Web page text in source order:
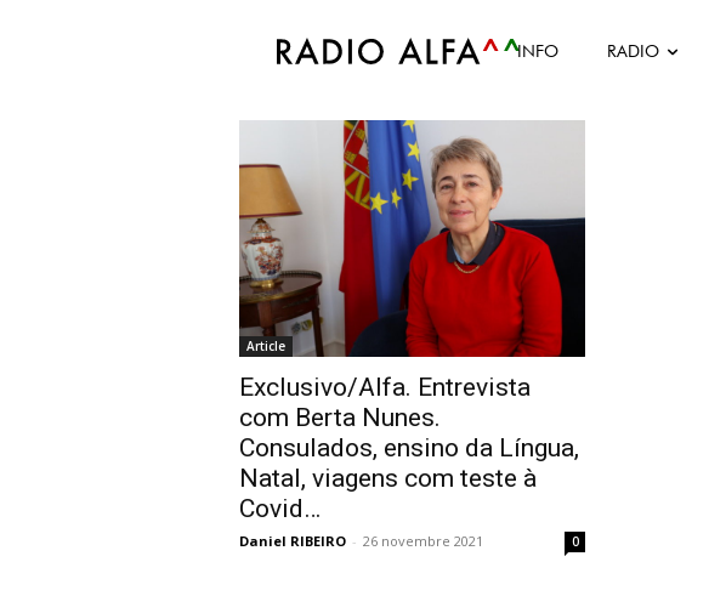
INFO RADIO
Accueil Tags Atendimento Consulados
Tag: Atendimento Consulados
Article
Exclusivo/Alfa. Entrevista
com Berta Nunes.
Consulados, ensino da Língua,
Natal, viagens com teste à
Covid…
Daniel RIBEIRO - 26 novembre 2021 0